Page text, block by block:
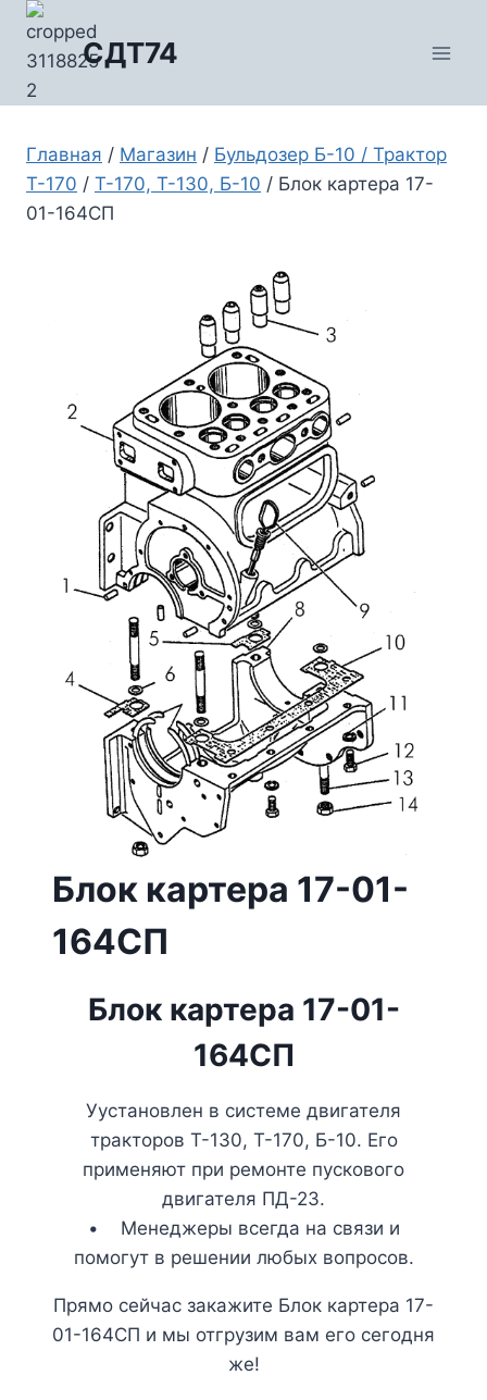
Перейти
содержимому
СДТ74
Главная / Магазин / Бульдозер Б-10 / Трактор
Т-170 / Т-170, Т-130, Б-10 / Блок картера 17-
01-164СП
Блок картера 17-01-
164СП
Блок картера 17-01-
164СП
Уустановлен в системе двигателя
тракторов Т-130, Т-170, Б-10. Его
применяют при ремонте пускового
двигателя ПД-23.
• Менеджеры всегда на связи и
помогут в решении любых вопросов.
Прямо сейчас закажите Блок картера 17-
01-164СП и мы отгрузим вам его сегодня
же!